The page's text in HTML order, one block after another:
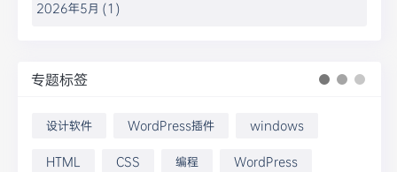
专题标签
设计软件 WordPress插件 windows
HTML CSS 编程 WordPress